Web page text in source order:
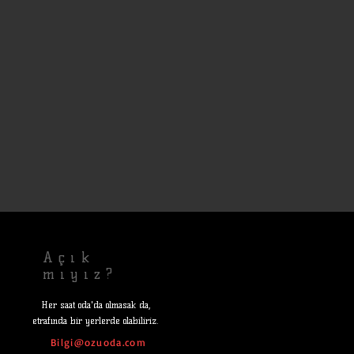
Açık
mıyız?
Her saat oda'da olmasak da,
etrafında bir yerlerde olabiliriz.
Bilgi@ozuoda.com